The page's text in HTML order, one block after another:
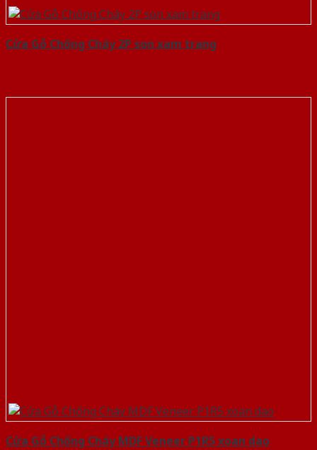
Cửa Gỗ Chống Cháy 2P son xam trang
Cửa Gỗ Chống Cháy MDF Veneer P1R5 xoan dao